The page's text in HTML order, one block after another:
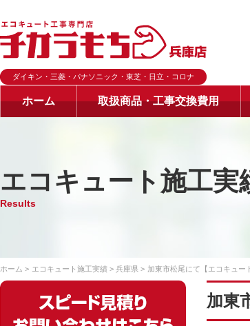
ダイキン・三菱・パナソニック・東芝・日立・コロナ
ホーム 取扱商品・工事交換費用
エコキュート施工実
Results
ホーム エコキュート施工実績 兵庫県 加東市松尾にて【エコキュー
加東